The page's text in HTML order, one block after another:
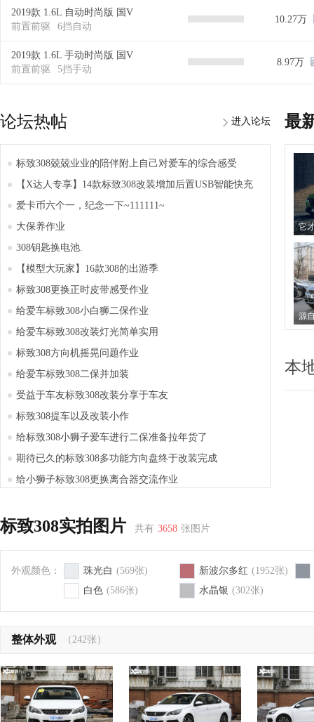
2019款 1.6L 自动时尚版 国V
前置前驱
6挡自动
10.27万
2019款 1.6L 手动时尚版 国V
前置前驱
5挡手动
8.97万
论坛热帖 进入论坛
标致308兢兢业业的陪伴附上自己对爱车的综合感受
【X达人专享】14款标致308改装增加后置USB智能快充
爱卡币六个一，纪念一下~111111~
大保养作业
308钥匙换电池.
【模型大玩家】16款308的出游季
标致308更换正时皮带感受作业
给爱车标致308小白狮二保作业
给爱车标致308改装灯光简单实用
标致308方向机摇晃问题作业
给爱车标致308二保并加装
受益于车友标致308改装分享于车友
标致308提车以及改装小作
给标致308小狮子爱车进行二保准备拉年货了
期待已久的标致308多功能方向盘终于改装完成
给小狮子标致308更换离合器交流作业
标致308小保养和改装后唇作业
给爱车标致308小改排气和大家做一个分享
最
本
标致308实拍图片 共有 3658 张图片
外观颜色： 珠光白 (569张) 新波尔多红 (1952张)
白色 (586张) 水晶银 (302张)
整体外观 （242张）